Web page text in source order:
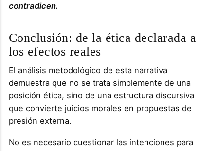
contradicen.
Conclusión: de la ética declarada a
los efectos reales
El análisis metodológico de esta narrativa
demuestra que no se trata simplemente de una
posición ética, sino de una estructura discursiva
que convierte juicios morales en propuestas de
presión externa.
No es necesario cuestionar las intenciones para